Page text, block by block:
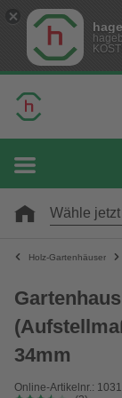
Wähle
Holz-Gartenhäuser
34mm
Online-Artikelnr.: